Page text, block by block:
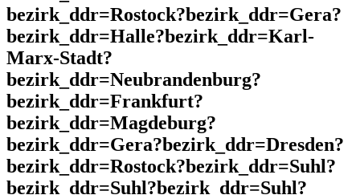
bezirk_ddr=Rostock?bezirk_ddr=Gera?
bezirk_ddr=Halle?bezirk_ddr=Karl-
Marx-Stadt?
bezirk_ddr=Neubrandenburg?
bezirk_ddr=Frankfurt?
bezirk_ddr=Magdeburg?
bezirk_ddr=Gera?bezirk_ddr=Dresden?
bezirk_ddr=Rostock?bezirk_ddr=Suhl?
bezirk_ddr=Suhl?bezirk_ddr=Suhl?